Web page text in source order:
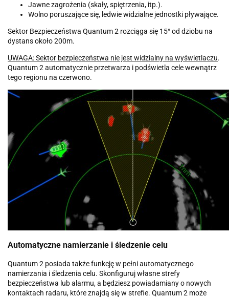
Jawne zagrożenia (skały, spiętrzenia, itp.).
Wolno poruszające się, ledwie widzialne jednostki pływające.
Sektor Bezpieczeństwa Quantum 2 rozciąga się 15° od dziobu na
dystans około 200m.
UWAGA: Sektor bezpieczeństwa nie jest widzialny na wyświetlaczu.
Quantum 2 automatycznie przetwarza i podświetla cele wewnątrz
tego regionu na czerwono.
Automatyczne namierzanie i śledzenie celu
Quantum 2 posiada także funkcję w pełni automatycznego
namierzania i śledzenia celu. Skonfiguruj własne strefy
bezpieczeństwa lub alarmu, a będziesz powiadamiany o nowych
kontaktach radaru, które znajdą się w strefie. Quantum 2 może